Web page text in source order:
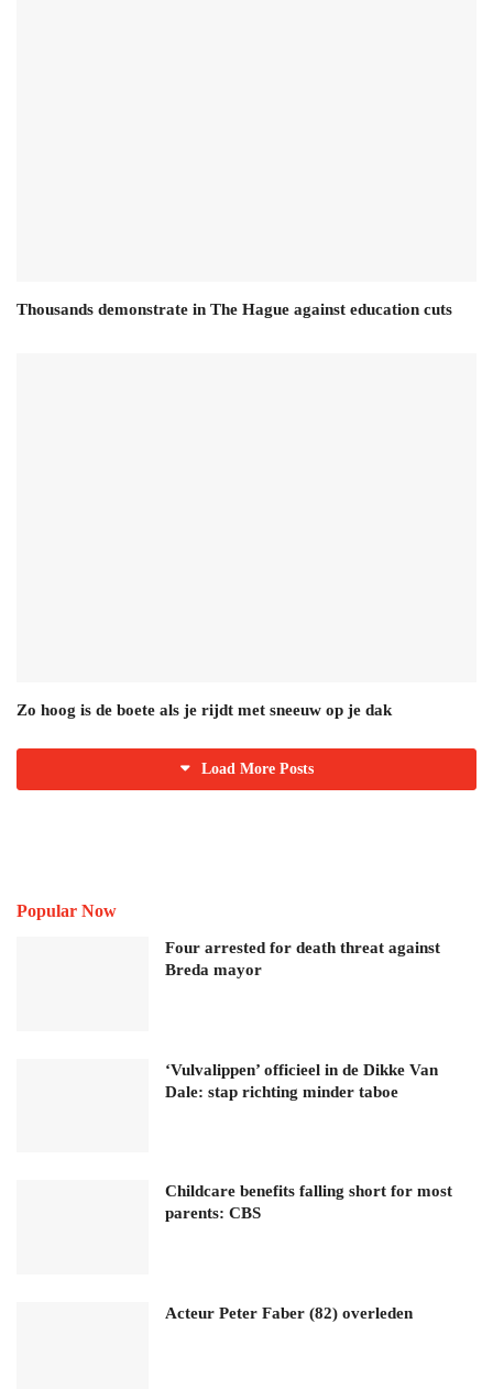
Thousands demonstrate in The Hague against education cuts
Zo hoog is de boete als je rijdt met sneeuw op je dak
Load More Posts
Popular Now
Four arrested for death threat against
Breda mayor
‘Vulvalippen’ officieel in de Dikke Van
Dale: stap richting minder taboe
Childcare benefits falling short for most
parents: CBS
Acteur Peter Faber (82) overleden